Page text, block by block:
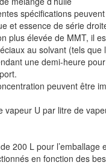
spécifications
et essence de série
plus élevée de MMT, il
au solvant (tels
une demi-heure
peuvent être
vapeur U par litre de
200 L pour
en fonction des